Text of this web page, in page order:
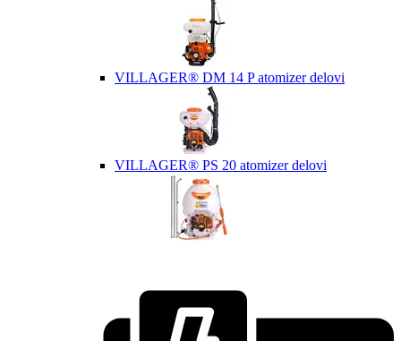
VILLAGER® DM 14 P atomizer delovi
VILLAGER® PS 20 atomizer delovi